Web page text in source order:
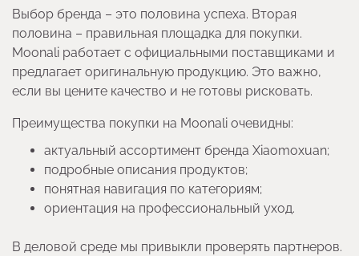
Выбор бренда – это половина успеха. Вторая
половина – правильная площадка для покупки.
Moonali работает с официальными поставщиками и
предлагает оригинальную продукцию. Это важно,
если вы цените качество и не готовы рисковать.
Преимущества покупки на Moonali очевидны:
актуальный ассортимент бренда Xiaomoxuan;
подробные описания продуктов;
понятная навигация по категориям;
ориентация на профессиональный уход.
В деловой среде мы привыкли проверять партнеров.